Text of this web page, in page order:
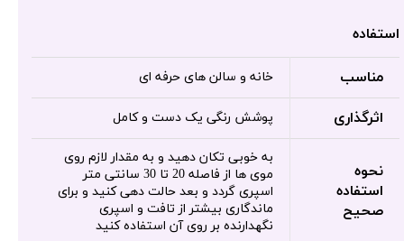
استفاده
مناسب خانه و سالن های حرفه ای
اثرگذاری پوشش رنگی یک دست و کامل
نحوه
استفاده
صحیح
به خوبی تکان دهید و به مقدار لازم روی
موی ها از فاصله 20 تا 30 سانتی متر
اسپری گردد و بعد حالت دهی کنید و برای
ماندگاری بیشتر از تافت و اسپری
نگهدارنده بر روی آن استفاده کنید